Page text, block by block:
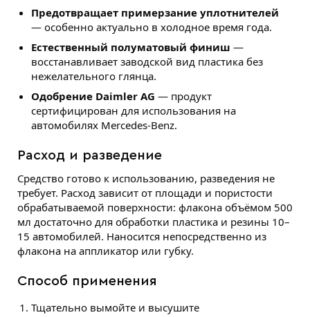
Предотвращает примерзание уплотнителей
— особенно актуально в холодное время года.
Естественный полуматовый финиш —
восстанавливает заводской вид пластика без
нежелательного глянца.
Одобрение Daimler AG — продукт
сертифицирован для использования на
автомобилях Mercedes-Benz.
Расход и разведение
Средство готово к использованию, разведения не
требует. Расход зависит от площади и пористости
обрабатываемой поверхности: флакона объёмом 500
мл достаточно для обработки пластика и резины 10–
15 автомобилей. Наносится непосредственно из
флакона на аппликатор или губку.
Способ применения
Тщательно вымойте и высушите